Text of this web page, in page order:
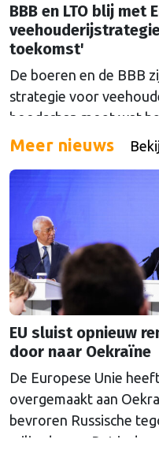
BBB en LTO blij met
toekomst'
De boeren en de BBB
strategie voor
boodschap moet wat
doordringen.
Meer nieuws
EU sluist opnieuw
door naar Oekraïne
De Europese Unie
overgemaakt aan
bevroren Russische
miljard euro. Dat is de